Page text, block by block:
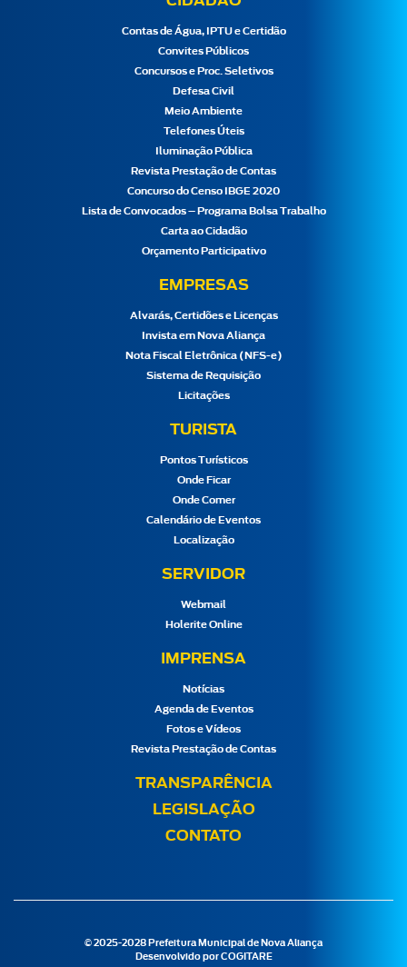
Contas de Água, IPTU e Certidão
Convites Públicos
Concursos e Proc. Seletivos
Defesa Civil
Meio Ambiente
Telefones Úteis
Iluminação Pública
Revista Prestação de Contas
Concurso do Censo IBGE 2020
Lista de Convocados – Programa Bolsa Trabalho
Carta ao Cidadão
Orçamento Participativo
EMPRESAS
Alvarás, Certidões e Licenças
Invista em Nova Aliança
Nota Fiscal Eletrônica (NFS-e)
Sistema de Requisição
Licitações
TURISTA
Pontos Turísticos
Onde Ficar
Onde Comer
Calendário de Eventos
Localização
SERVIDOR
Webmail
Holerite Online
IMPRENSA
Notícias
Agenda de Eventos
Fotos e Vídeos
Revista Prestação de Contas
TRANSPARÊNCIA
LEGISLAÇÃO
CONTATO
© 2025-2028 Prefeitura Municipal de Nova Aliança
Desenvolvido por COGITARE